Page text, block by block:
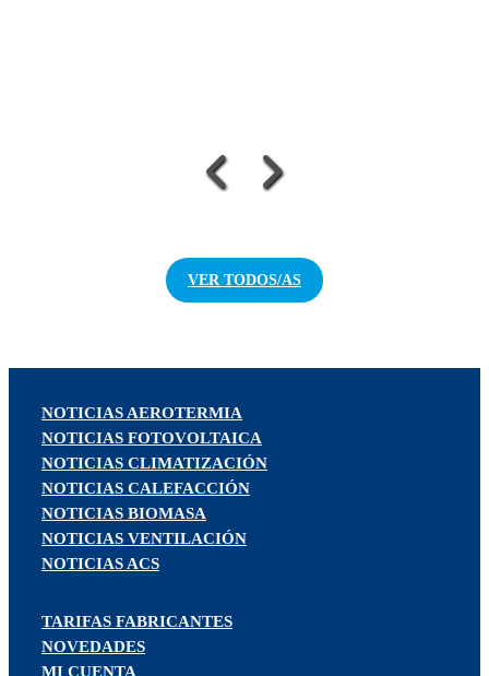
VER TODOS/AS
NOTICIAS AEROTERMIA
NOTICIAS FOTOVOLTAICA
NOTICIAS CLIMATIZACIÓN
NOTICIAS CALEFACCIÓN
NOTICIAS BIOMASA
NOTICIAS VENTILACIÓN
NOTICIAS ACS
TARIFAS FABRICANTES
NOVEDADES
MI CUENTA